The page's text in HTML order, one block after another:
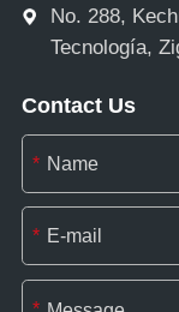
No. 288,
Tecnología,
Contact Us
*
*